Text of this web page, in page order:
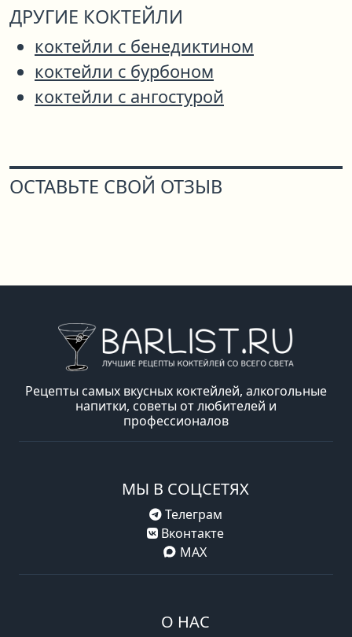
ДРУГИЕ КОКТЕЙЛИ
коктейли с бенедиктином
коктейли с бурбоном
коктейли с ангостурой
ОСТАВЬТЕ СВОЙ ОТЗЫВ
Рецепты самых вкусных коктейлей, алкогольные
напитки, советы от любителей и
профессионалов
МЫ В СОЦСЕТЯХ
Телеграм
Вконтакте
MAX
О НАС